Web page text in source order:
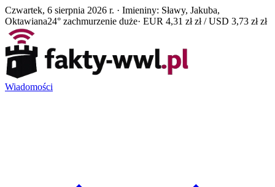
Czwartek, 6 sierpnia 2026 r. · Imieniny: Sławy, Jakuba,
Oktawiana24° zachmurzenie duże· EUR 4,31 zł zł / USD 3,73 zł zł
Wiadomości